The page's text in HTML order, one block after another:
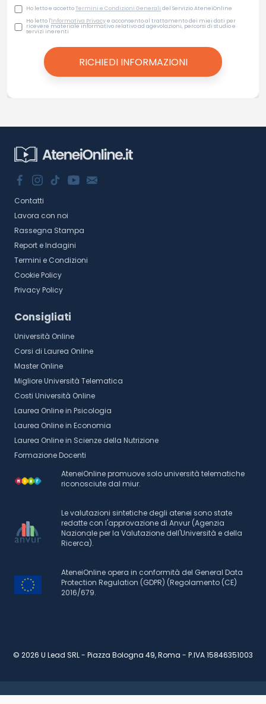
Ho letto e accettoTermini e Condizioni Generali del Servizio AteneiOnline
Ho letto l'Informativa Privacye acconsento al trattamento dei miei dati per
ricevere materiale informativo relativo ad agevolazioni, percorsi di studio e
servizi inerenti
Contatti
Lavora con noi
Rassegna Stampa
Report e Indagini
Termini e Condizioni
Cookie Policy
Privacy Policy
Consigliati
Università Online
Corsi di Laurea Online
Master Online
Migliore Università Telematica
Costi Università Online
Laurea Online in Psicologia
Laurea Online in Economia
Laurea Online in Scienze della Nutrizione
Formazione Docenti
AteneiOnline promuove solo università telematiche
riconosciute dal miur.
Le valutazioni sintetiche degli atenei sono state
redatte con l'approvazione di Anvur (Agenzia
Nazionale per la Valutazione dell'Università e della
Ricerca).
AteneiOnline opera in conformità del General Data
Protection Regulation (GDPR) (Regolamento (CE)
2016/679.
© 2026 U Lead SRL - Piazza Bologna 49, Roma - P.IVA 15846351003